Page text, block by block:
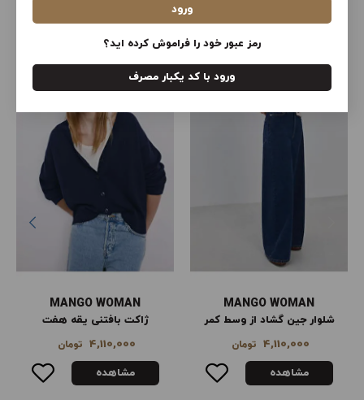
ورود
رمز عبور خود را فراموش کرده اید؟
ورود با کد یکبار مصرف
MANGO WOMAN
شلوار جین گشاد از وسط کمر
4,110,000 تومان
مشاهده
MANGO WOMAN
ژاکت بافتنی یقه هفت
4,110,000 تومان
مشاهده